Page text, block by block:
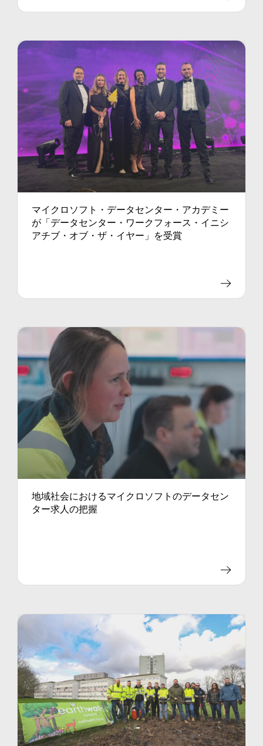
マイクロソフト・データセンター・アカデミー
が「データセンター・ワークフォース・イニシ
アチブ・オブ・ザ・イヤー」を受賞
地域社会におけるマイクロソフトのデータセン
ター求人の把握